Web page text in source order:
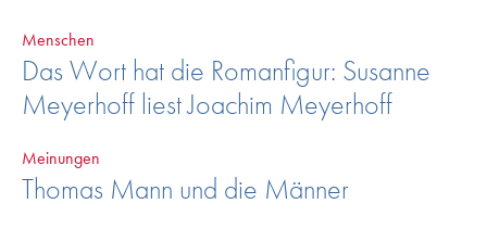
Menschen
Das Wort hat die Romanfigur: Susanne
Meyerhoff liest Joachim Meyerhoff
Meinungen
Thomas Mann und die Männer